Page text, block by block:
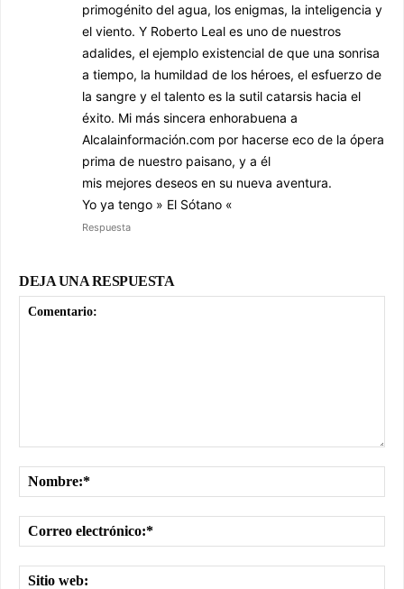
primogénito del agua, los enigmas, la inteligencia y
el viento. Y Roberto Leal es uno de nuestros
adalides, el ejemplo existencial de que una sonrisa
a tiempo, la humildad de los héroes, el esfuerzo de
la sangre y el talento es la sutil catarsis hacia el
éxito. Mi más sincera enhorabuena a
Alcalainformación.com por hacerse eco de la ópera
prima de nuestro paisano, y a él
mis mejores deseos en su nueva aventura.
Yo ya tengo » El Sótano «
Respuesta
DEJA UNA RESPUESTA